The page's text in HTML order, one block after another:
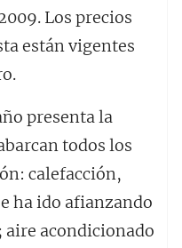
Los precios
están vigentes
presenta la
todos los
calefacción,
ha ido afianzando
acondicionado